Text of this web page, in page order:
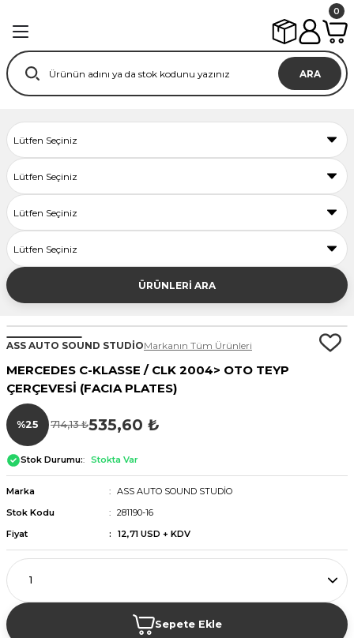
ARA
0
ÜRÜNLERİ ARA
ASS AUTO SOUND STUDİOMarkanın Tüm Ürünleri
MERCEDES C-KLASSE / CLK 2004> OTO TEYP
ÇERÇEVESİ (FACIA PLATES)
%25 714,13 ₺535,60 ₺
Stok Durumu: Stokta Var
Marka
ASS AUTO SOUND STUDİO
Stok Kodu
281190-16
Fiyat
12,71 USD + KDV
Sepete Ekle